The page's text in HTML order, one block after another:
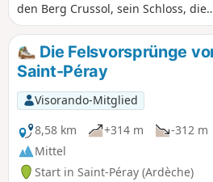
den Berg Crussol, sein Schloss, die
Weinberge und vor allem den Fluss
genießen, der im Herbst und Winter
Wasser führt, ansonsten trocken ist.
Dies ist ein klassischer
Sonntagnachmittagsspaziergang für
alle Einwohner von Saint-Perolles.
Die Felsvorsprünge
Saint-Péray
Visorando-Mitglied
8,58 km
+314 m -312 m
Mittel
Start in Saint-Péray (Ardèche)